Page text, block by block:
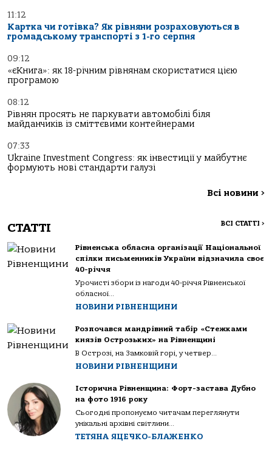
11:12
Картка чи готівка? Як рівняни розраховуються в
громадському транспорті з 1-го серпня
09:12
«єКнига»: як 18-річним рівнянам скористатися цією
програмою
08:12
Рівнян просять не паркувати автомобілі біля
майданчиків із сміттєвими контейнерами
07:33
Ukraine Investment Congress: як інвестиції у майбутнє
формують нові стандарти галузі
Всі новини >
СТАТТІ ВСІ СТАТТІ >
Рівненська обласна організації Національної
спілки письменників України відзначила своє
40-річчя
Урочисті збори із нагоди 40-річчя Рівненської
обласної...
НОВИНИ РІВНЕНЩИНИ
Розпочався мандрівний табір «Стежками
князів Острозьких» на Рівненщині
В Острозі, на Замковій горі, у четвер...
НОВИНИ РІВНЕНЩИНИ
Історична Рівненщина: Форт-застава Дубно
на фото 1916 року
Сьогодні пропонуємо читачам переглянути
унікальні архівні світлини...
ТЕТЯНА ЯЦЕЧКО-БЛАЖЕНКО